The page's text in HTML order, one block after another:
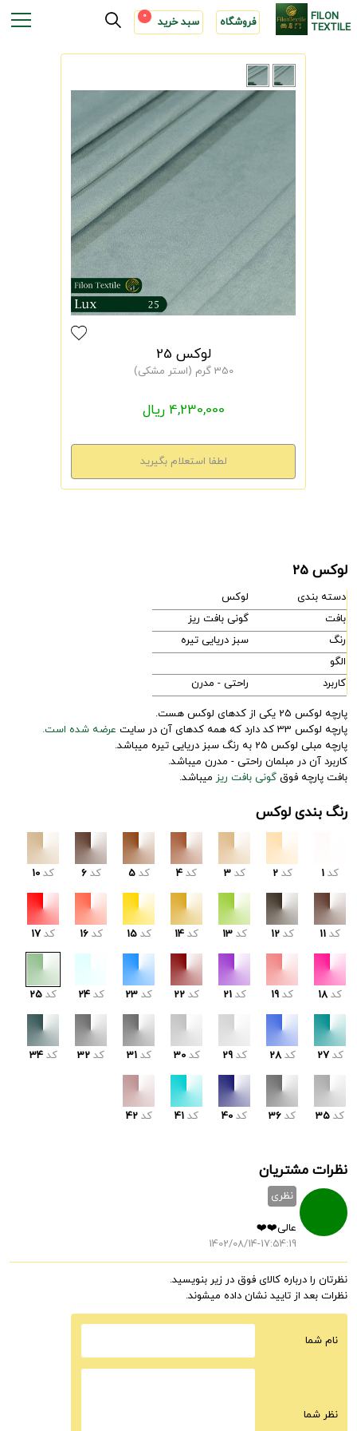
FILON
TEXTILE فروشگاه سبد خرید 0
لوکس 25
350 گرم (استر مشکی)
4,230,000 ریال
لوکس 25
دسته بندی
لوکس
بافت
گونی بافت ریز
رنگ
سبز دریایی تیره
الگو
کاربرد
راحتی - مدرن
پارچه لوکس 25 یکی از کدهای لوکس هست.
پارچه لوکس 33 کد دارد که همه کدهای آن در سایت
عرضه شده است.
پارچه مبلی لوکس 25 به رنگ سبز دریایی تیره میباشد.
کاربرد آن در مبلمان راحتی - مدرن میباشد.
بافت پارچه فوق گونی بافت ریز میباشد.
رنگ بندی لوکس
کد 1 کد 2 کد 3 کد 4 کد 5 کد 6 کد 10
کد 11 کد 12 کد 13 کد 14 کد 15 کد 16 کد 17
کد 18 کد 19 کد 21 کد 22 کد 23 کد 24 کد 25
کد 27 کد 28 کد 29 کد 30 کد 31 کد 32 کد 34
کد 35 کد 36 کد 40 کد 41 کد 42
نظرات مشتریان
نظری
عالی❤️❤️
1402/08/14-17:54:19
نظرتان را درباره کالای فوق در زیر بنویسید.
نظرات بعد از تایید نشان داده میشوند.
نام شما
نظر شما